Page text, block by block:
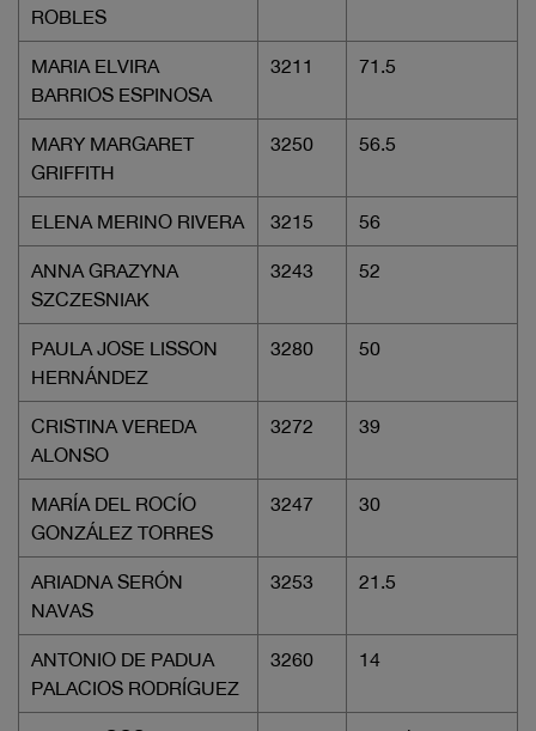
ROBLES
MARIA ELVIRA
BARRIOS ESPINOSA
3211 71.5
MARY MARGARET
GRIFFITH
3250 56.5
ELENA MERINO RIVERA 3215 56
ANNA GRAZYNA
SZCZESNIAK
3243 52
PAULA JOSE LISSON
HERNÁNDEZ
3280 50
CRISTINA VEREDA
ALONSO
3272 39
MARÍA DEL ROCÍO
GONZÁLEZ TORRES
3247 30
ARIADNA SERÓN
NAVAS
3253 21.5
ANTONIO DE PADUA
PALACIOS RODRÍGUEZ
3260 14